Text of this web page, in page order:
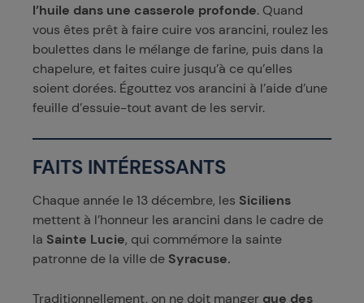
l’huile dans une casserole profonde. Quand
vous êtes prêt à faire cuire vos arancini, roulez les
boulettes dans le mélange de farine, puis dans la
chapelure, et faites cuire jusqu’à ce qu’elles
soient dorées. Égouttez vos arancini à l’aide d’une
feuille d’essuie-tout avant de les servir.
FAITS INTÉRESSANTS
Chaque année le 13 décembre, les Siciliens
mettent à l’honneur les arancini dans le cadre de
la Sainte Lucie, qui commémore la sainte
patronne de la ville de Syracuse.
Traditionnellement, on ne doit manger que des